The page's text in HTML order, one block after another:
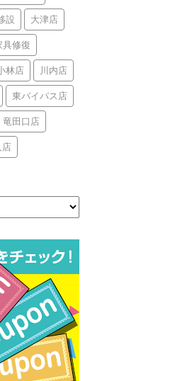
設 大津店
具修復
林店 川内店
東バイパス店
竜田口店
店